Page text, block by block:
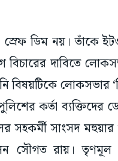
স্রেফ ডিম নয়।
বিচারের দাবিতে
বিষয়টিকে লোকসভার
কর্তা ব্যক্তিদের
সহকর্মী সাংসদ
সৌগত রায়।